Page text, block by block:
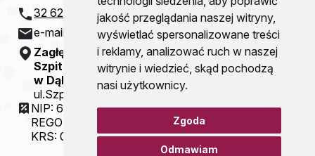
jakość przeglądania naszej witryny,
wyświetlać spersonalizowane treści
i reklamy, analizować ruch w naszej
witrynie i wiedzieć, skąd pochodzą
nasi użytkownicy.
Zgoda
Odmawiam
32 621 20 00
e-mail:
szpital@zco-dg.pl
Zagłębiowskie Centrum Onkologii
Szpital Specjalistyczny im. Sz. Starkiewicza
w Dąbrowie Górniczej
ul.Szpitalna 13
NIP: 6292115781
REGON: 000310077
KRS: 0000054321